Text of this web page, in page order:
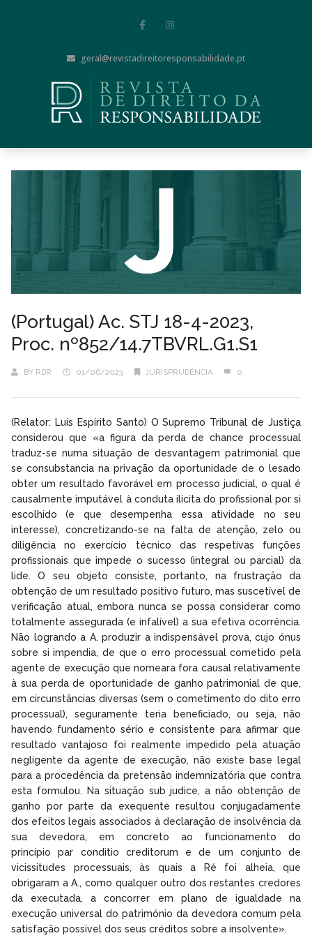
geral@revistadireitoresponsabilidade.pt
(Portugal) Ac. STJ 18-4-2023,
Proc. nº852/14.7TBVRL.G1.S1
BY RDR 01/06/2023 JURISPRUDÊNCIA 0
(Relator: Luís Espírito Santo) O Supremo Tribunal de Justiça
considerou que «a figura da perda de chance processual
traduz-se numa situação de desvantagem patrimonial que
se consubstancia na privação da oportunidade de o lesado
obter um resultado favorável em processo judicial, o qual é
causalmente imputável à conduta ilícita do profissional por si
escolhido (e que desempenha essa atividade no seu
interesse), concretizando-se na falta de atenção, zelo ou
diligência no exercício técnico das respetivas funções
profissionais que impede o sucesso (integral ou parcial) da
lide. O seu objeto consiste, portanto, na frustração da
obtenção de um resultado positivo futuro, mas suscetível de
verificação atual, embora nunca se possa considerar como
totalmente assegurada (e infalível) a sua efetiva ocorrência.
Não logrando a A. produzir a indispensável prova, cujo ónus
sobre si impendia, de que o erro processual cometido pela
agente de execução que nomeara fora causal relativamente
à sua perda de oportunidade de ganho patrimonial de que,
em circunstâncias diversas (sem o cometimento do dito erro
processual), seguramente teria beneficiado, ou seja, não
havendo fundamento sério e consistente para afirmar que
resultado vantajoso foi realmente impedido pela atuação
negligente da agente de execução, não existe base legal
para a procedência da pretensão indemnizatória que contra
esta formulou. Na situação sub judice, a não obtenção de
ganho por parte da exequente resultou conjugadamente
dos efeitos legais associados à declaração de insolvência da
sua devedora, em concreto ao funcionamento do
princípio par conditio creditorum e de um conjunto de
vicissitudes processuais, às quais a Ré foi alheia, que
obrigaram a A., como qualquer outro dos restantes credores
da executada, a concorrer em plano de igualdade na
execução universal do património da devedora comum pela
satisfação possível dos seus créditos sobre a insolvente».